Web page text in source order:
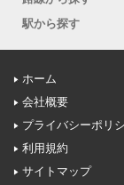
駅から探す
ホーム
会社概要
プライバシーポリ
利用規約
サイトマップ